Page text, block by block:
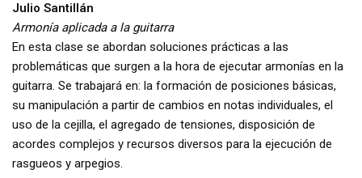
Julio Santillán
Armonía aplicada a la guitarra
En esta clase se abordan soluciones prácticas a las
problemáticas que surgen a la hora de ejecutar armonías en la
guitarra. Se trabajará en: la formación de posiciones básicas,
su manipulación a partir de cambios en notas individuales, el
uso de la cejilla, el agregado de tensiones, disposición de
acordes complejos y recursos diversos para la ejecución de
rasgueos y arpegios.